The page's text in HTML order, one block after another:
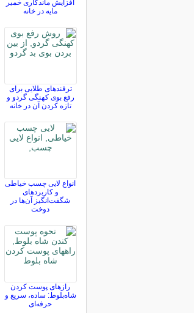
افزایش ماندگاری خمیر
مایه در خانه
ترفندهای طلایی برای
رفع بوی کهنگی گردو و
تازه کردن آن در خانه
انواع لایی چسب خیاطی
و کاربردهای
شگفت‌انگیز آن‌ها در
دوخت
رازهای پوست کردن
شاه‌بلوط: ساده، سریع و
حرفه‌ای